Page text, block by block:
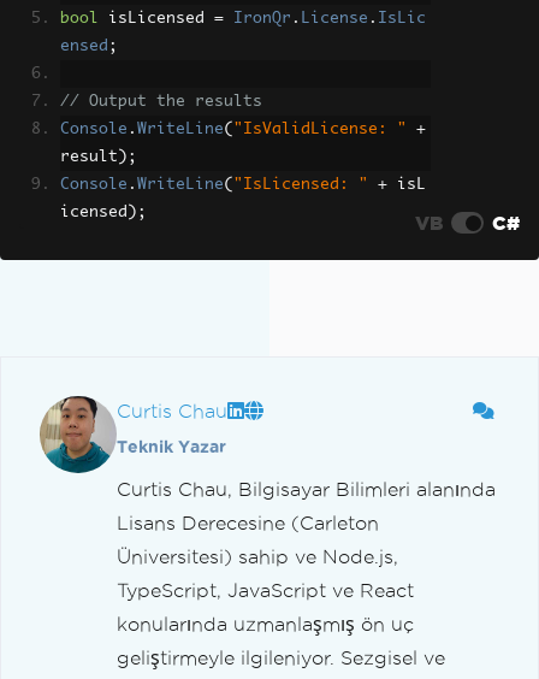
bool isLicensed = IronQr . License . IsLic
ensed ;
// Output the results
Console . WriteLine( "IsValidLicense: "
+
result );
Console . WriteLine( "IsLicensed: " + isL
icensed ); VB C#
Curtis Chau
Teknik Yazar
Curtis Chau, Bilgisayar Bilimleri alanında
Lisans Derecesine (Carleton
Üniversitesi) sahip ve Node.js,
TypeScript, JavaScript ve React
konularında uzmanlaşmış ön uç
geliştirmeyle ilgileniyor. Sezgisel ve